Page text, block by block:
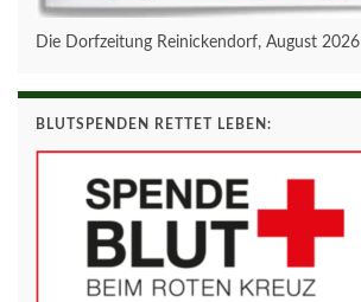
Die Dorfzeitung Reinickendorf, August 2026
BLUTSPENDEN RETTET LEBEN: